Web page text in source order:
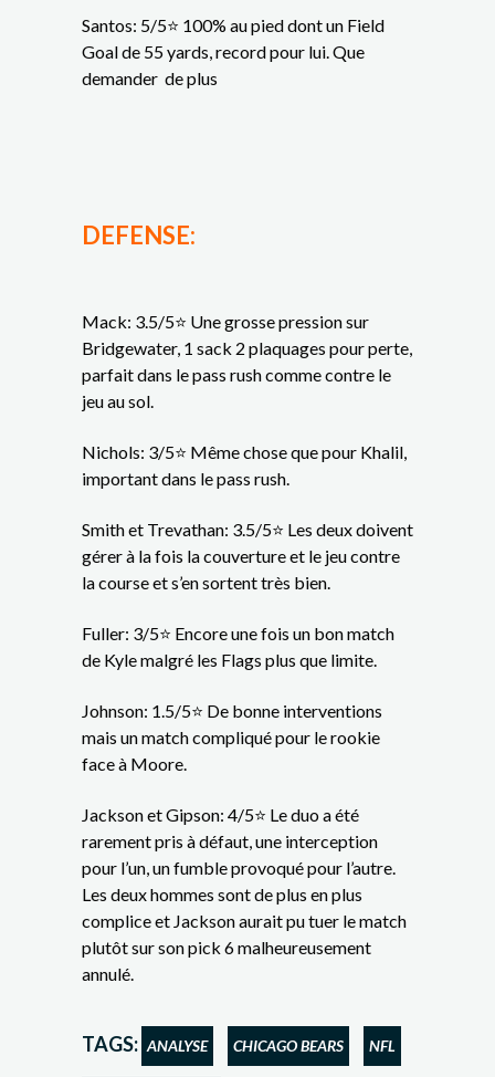
Santos: 5/5⭐ 100% au pied dont un Field
Goal de 55 yards, record pour lui. Que
demander de plus
DEFENSE:
Mack: 3.5/5⭐ Une grosse pression sur
Bridgewater, 1 sack 2 plaquages pour perte,
parfait dans le pass rush comme contre le
jeu au sol.
Nichols: 3/5⭐ Même chose que pour Khalil,
important dans le pass rush.
Smith et Trevathan: 3.5/5⭐ Les deux doivent
gérer à la fois la couverture et le jeu contre
la course et s’en sortent très bien.
Fuller: 3/5⭐ Encore une fois un bon match
de Kyle malgré les Flags plus que limite.
Johnson: 1.5/5⭐ De bonne interventions
mais un match compliqué pour le rookie
face à Moore.
Jackson et Gipson: 4/5⭐ Le duo a été
rarement pris à défaut, une interception
pour l’un, un fumble provoqué pour l’autre.
Les deux hommes sont de plus en plus
complice et Jackson aurait pu tuer le match
plutôt sur son pick 6 malheureusement
annulé.
TAGS: ANALYSE CHICAGO BEARS NFL